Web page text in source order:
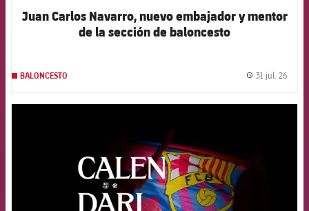
Juan Carlos Navarro, nuevo embajador y mentor
de la sección de baloncesto
BALONCESTO 31 jul. 26